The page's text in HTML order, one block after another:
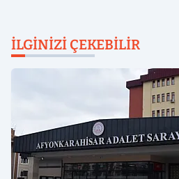
İLGINIZI ÇEKEBILIR